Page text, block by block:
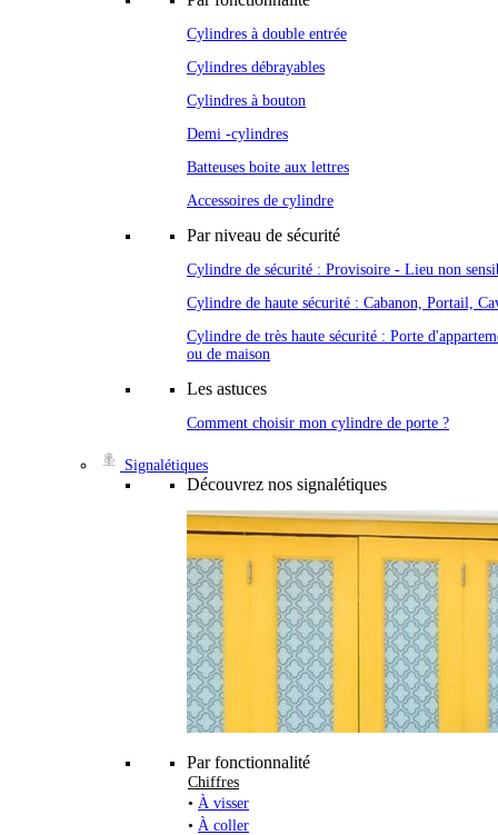
Cylindres à double entrée
Cylindres débrayables
Cylindres à bouton
Demi -cylindres
Batteuses boite aux lettres
Accessoires de cylindre
Par niveau de sécurité
Cylindre de sécurité : Provisoire - Lieu non
Cylindre de haute sécurité : Cabanon, Portail,
Cylindre de très haute sécurité : Porte
ou de maison
Les astuces
Comment choisir mon cylindre de porte ?
Signalétiques
Découvrez nos signalétiques
Par fonctionnalité
Chiffres
• À visser
• À coller